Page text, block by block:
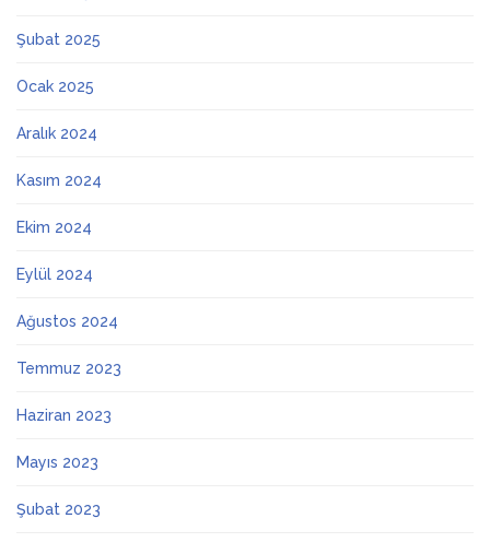
Şubat 2025
Ocak 2025
Aralık 2024
Kasım 2024
Ekim 2024
Eylül 2024
Ağustos 2024
Temmuz 2023
Haziran 2023
Mayıs 2023
Şubat 2023